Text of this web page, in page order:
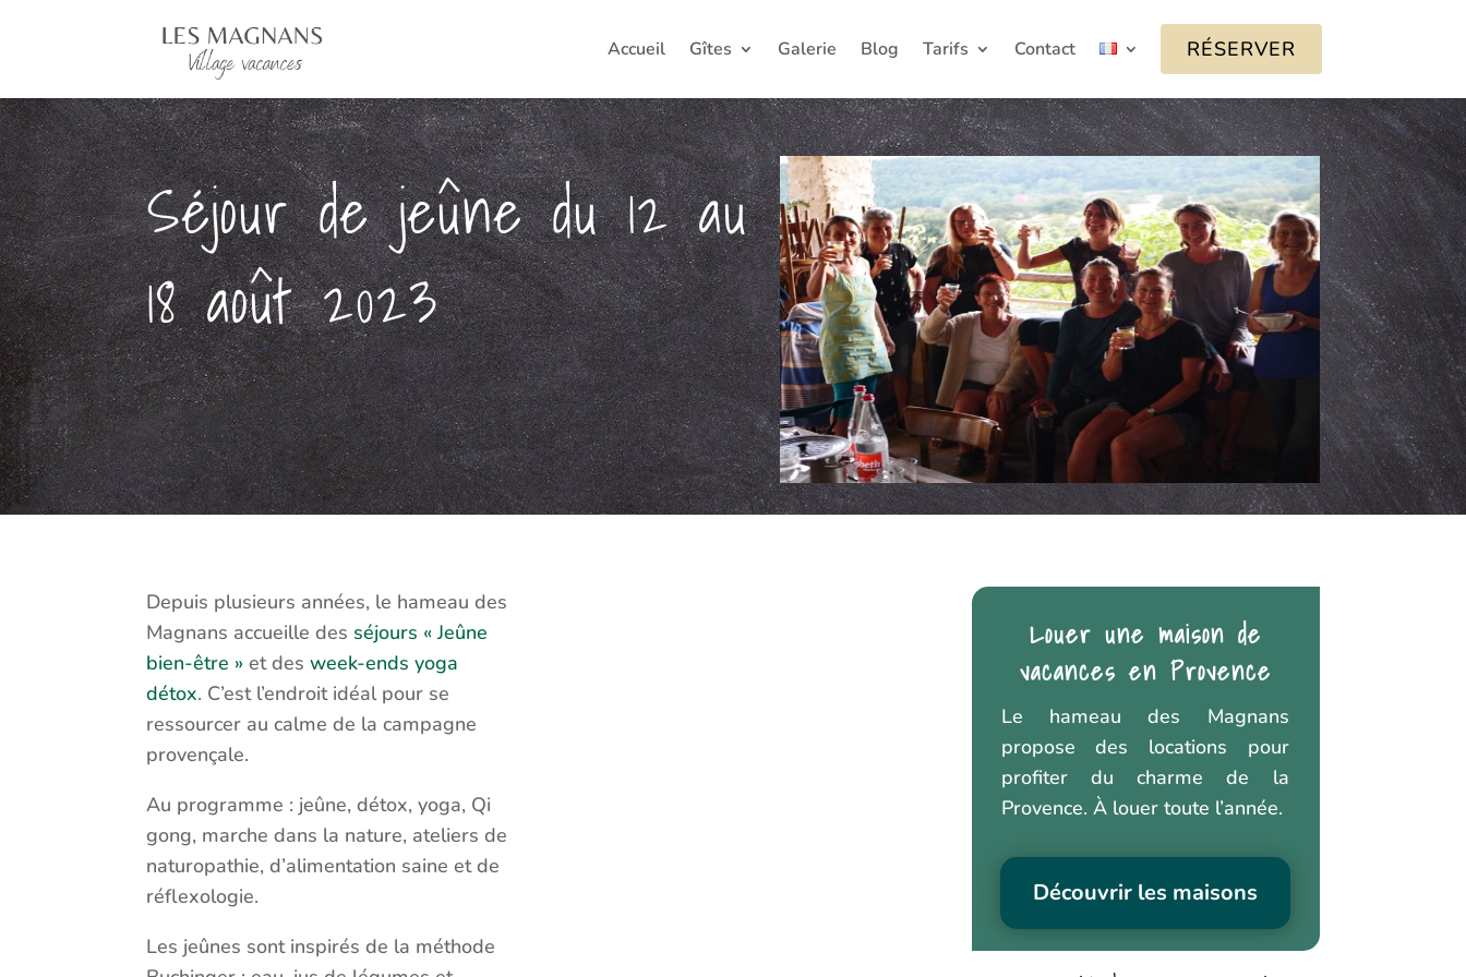
Accueil Gîtes Galerie Blog Tarifs Contact RÉSERVER
Séjour de jeûne du 12 au
18 août 2023
Depuis plusieurs années, le hameau des
Magnans accueille des séjours « Jeûne
bien-être » et desweek-ends yoga
détox. C’est l’endroit idéal pour se
ressourcer au calme de la campagne
provençale.
Au programme : jeûne, détox, yoga, Qi
gong, marche dans la nature, ateliers de
naturopathie, d’alimentation saine et de
réflexologie.
Les jeûnes sont inspirés de la méthode
Louer une maison de
vacances en Provence
Le hameau des Magnans
propose des locations pour
profiter du charme de la
Provence. À louer toute l’année.
Découvrir les maisons